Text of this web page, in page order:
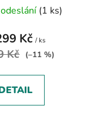
(1 ks)
Kč / ks
Kč (–11 %)